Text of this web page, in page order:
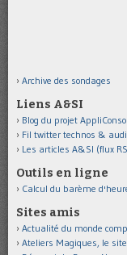
Archive des sondages
Liens A&SI
Blog du projet
Fil twitter technos &
Les articles A&SI (flux
Outils en ligne
Calcul du barème
Sites amis
Actualité du monde
Ateliers Magiques, le